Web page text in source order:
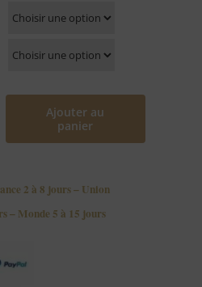
Ajouter au
panier
2 à 8 jours – Union
– Monde 5 à 15 jours